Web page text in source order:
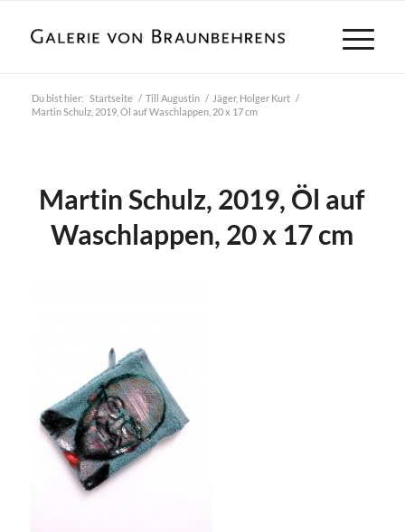
Du bist hier: Startseite / Till Augustin / Jäger, Holger Kurt /
Martin Schulz, 2019, Öl auf Waschlappen, 20 x 17 cm
Martin Schulz, 2019, Öl auf
Waschlappen, 20 x 17 cm